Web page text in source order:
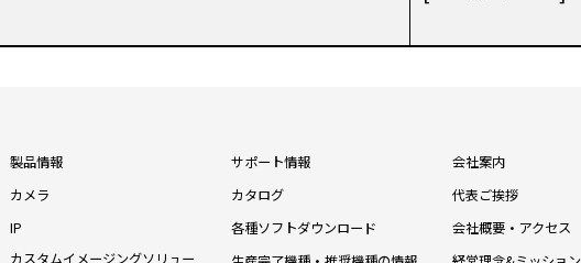
製品情報
カメラ
IP
カスタムイメージングソリュー
サポート情報
カタログ
各種ソフトダウンロード
会社案内
代表ご挨拶
会社概要・アクセス